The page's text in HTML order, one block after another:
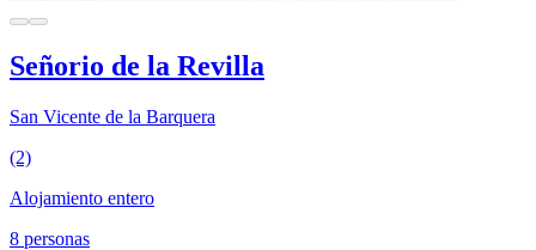
Señorio de la Revilla
San Vicente de la Barquera
(2)
Alojamiento entero
8 personas